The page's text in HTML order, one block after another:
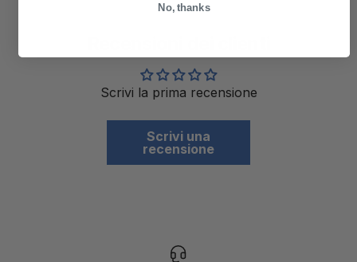
Scrivi la prima recensione
Scrivi una
recensione
No, thanks